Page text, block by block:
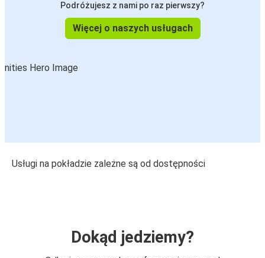
Podróżujesz z nami po raz pierwszy?
Więcej o naszych usługach
Usługi na pokładzie zależne są od dostępności
Dokąd jedziemy?